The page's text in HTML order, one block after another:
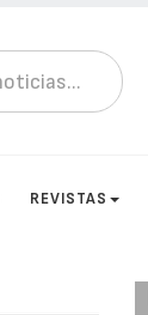
REVISTAS